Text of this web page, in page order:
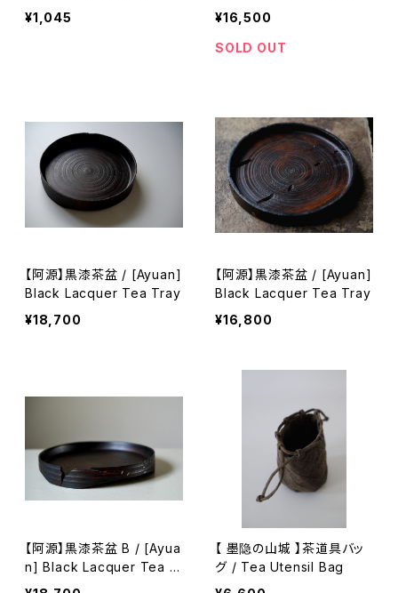
¥1,045
Yahagi】Fair cup Kataku
chi Milk pitcher
¥16,500
SOLD OUT
【阿源】黒漆茶盆 / [Ayuan]
Black Lacquer Tea Tray
¥18,700
【阿源】黒漆茶盆 / [Ayuan]
Black Lacquer Tea Tray
¥16,800
【阿源】黒漆茶盆 B / [Ayua
n] Black Lacquer Tea T
ray B
【 墨隐の山城 】茶道具バッ
グ / Tea Utensil Bag